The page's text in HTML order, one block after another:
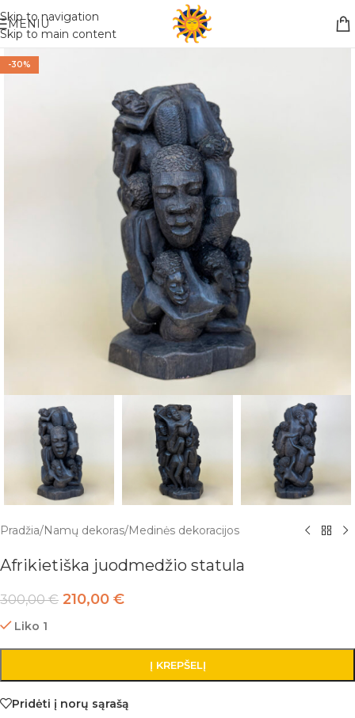
Skip to navigation
Skip to main content
Nemokamas pristatymas į paštomatą apsiperkant už 30€!!
MENIU
-30%
Pradžia/Namų dekoras/Medinės dekoracijos
Afrikietiška juodmedžio statula
300,00€ 210,00 €
Liko 1
Į KREPŠELĮ
Pridėti į norų sąrašą